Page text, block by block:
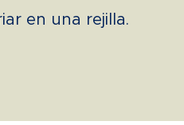
en una rejilla.